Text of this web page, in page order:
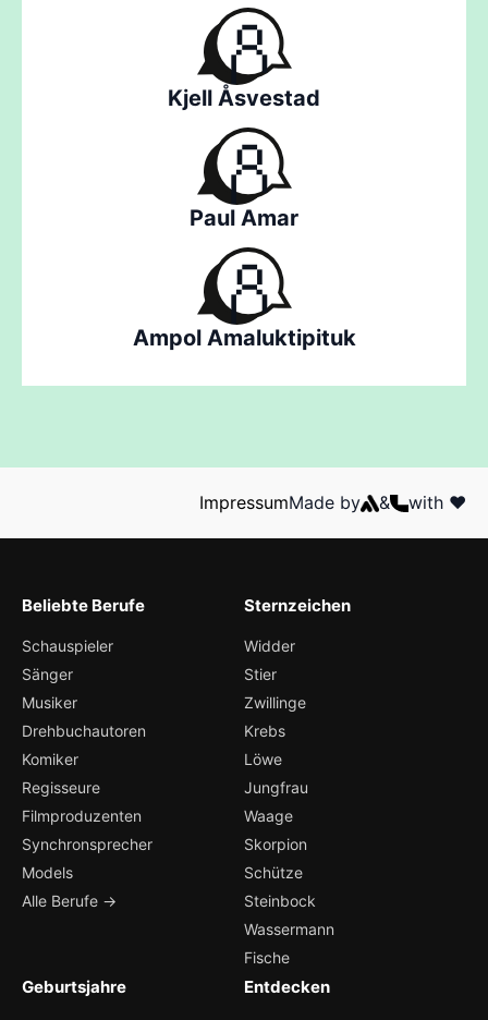
Kjell Åsvestad
Paul Amar
Ampol Amaluktipituk
ImpressumMade by & with ❤️
Beliebte Berufe
Schauspieler
Sänger
Musiker
Drehbuchautoren
Komiker
Regisseure
Filmproduzenten
Synchronsprecher
Models
Alle Berufe →
Sternzeichen
Widder
Stier
Zwillinge
Krebs
Löwe
Jungfrau
Waage
Skorpion
Schütze
Steinbock
Wassermann
Fische
Geburtsjahre Entdecken